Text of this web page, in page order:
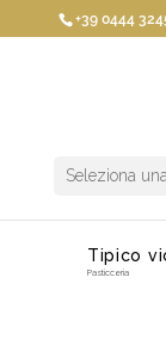
+39 0444
Seleziona
Tipico
Pasticceria